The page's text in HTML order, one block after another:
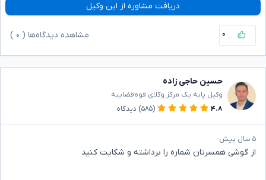
دریافت مشاوره از این وکیل
۰ مشاهده دیدگاه‌ها ( ۰
حسین حاجی زاده
وکیل پایه یک مرکز وکلای قوه‌قضاییه
۴.۸
(۵۸۵) دیدگاه
۵ سال پیش
از گوشی همسرتان شماره را برداشته و شکایت کنید